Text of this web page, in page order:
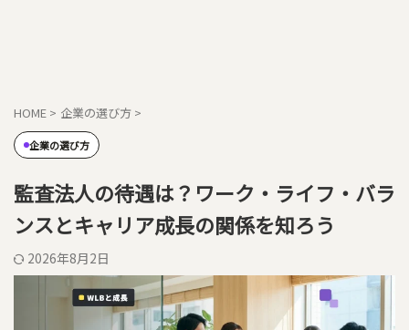
HOME > 企業の選び方 >
企業の選び方
監査法人の待遇は？ワーク・ライフ・バラ
ンスとキャリア成長の関係を知ろう
2026年8月2日